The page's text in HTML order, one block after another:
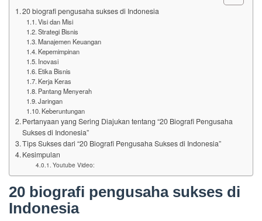
20 biografi pengusaha sukses di Indonesia
Visi dan Misi
Strategi Bisnis
Manajemen Keuangan
Kepemimpinan
Inovasi
Etika Bisnis
Kerja Keras
Pantang Menyerah
Jaringan
Keberuntungan
Pertanyaan yang Sering Diajukan tentang “20 Biografi Pengusaha
Sukses di Indonesia”
Tips Sukses dari “20 Biografi Pengusaha Sukses di Indonesia”
Kesimpulan
Youtube Video:
20 biografi pengusaha sukses di
Indonesia